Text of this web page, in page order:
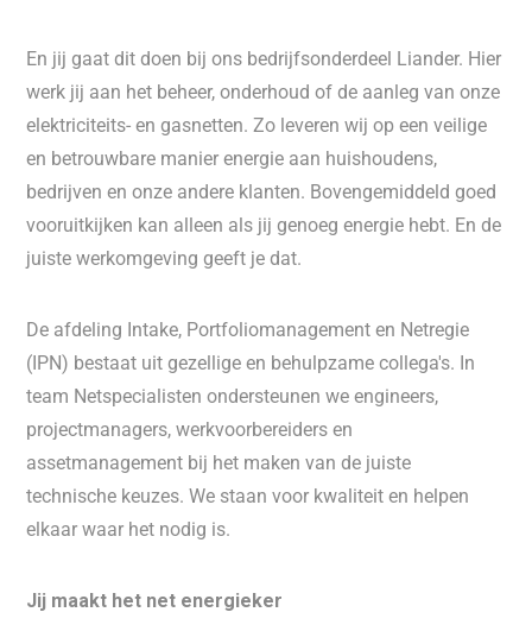
En jij gaat dit doen bij ons bedrijfsonderdeel Liander. Hier
werk jij aan het beheer, onderhoud of de aanleg van onze
elektriciteits- en gasnetten. Zo leveren wij op een veilige
en betrouwbare manier energie aan huishoudens,
bedrijven en onze andere klanten. Bovengemiddeld goed
vooruitkijken kan alleen als jij genoeg energie hebt. En de
juiste werkomgeving geeft je dat.
De afdeling Intake, Portfoliomanagement en Netregie
(IPN) bestaat uit gezellige en behulpzame collega's. In
team Netspecialisten ondersteunen we engineers,
projectmanagers, werkvoorbereiders en
assetmanagement bij het maken van de juiste
technische keuzes. We staan voor kwaliteit en helpen
elkaar waar het nodig is.
Jij maakt het net energieker